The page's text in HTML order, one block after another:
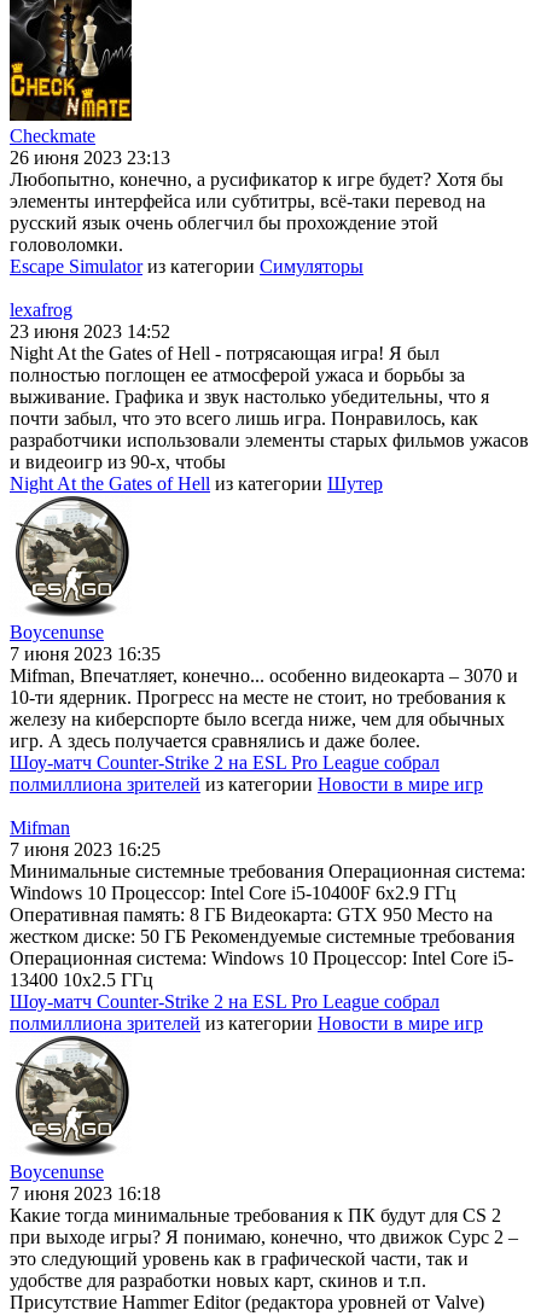
Checkmate
26 июня 2023 23:13
Любопытно, конечно, а русификатор к игре будет? Хотя бы
элементы интерфейса или субтитры, всё-таки перевод на
русский язык очень облегчил бы прохождение этой
головоломки.
Escape Simulatorиз категории Симуляторы
lexafrog
23 июня 2023 14:52
Night At the Gates of Hell - потрясающая игра! Я был
полностью поглощен ее атмосферой ужаса и борьбы за
выживание. Графика и звук настолько убедительны, что я
почти забыл, что это всего лишь игра. Понравилось, как
разработчики использовали элементы старых фильмов ужасов
и видеоигр из 90-х, чтобы
Night At the Gates of Hell из категории Шутер
Boycenunse
7 июня 2023 16:35
Mifman, Впечатляет, конечно... особенно видеокарта – 3070 и
10-ти ядерник. Прогресс на месте не стоит, но требования к
железу на киберспорте было всегда ниже, чем для обычных
игр. А здесь получается сравнялись и даже более.
Шоу-матч Counter-Strike 2 на ESL Pro League собрал
полмиллиона зрителей из категории Новости в мире игр
Mifman
7 июня 2023 16:25
Минимальные системные требования Операционная система:
Windows 10 Процессор: Intel Core i5-10400F 6x2.9 ГГц
Оперативная память: 8 ГБ Видеокарта: GTX 950 Место на
жестком диске: 50 ГБ Рекомендуемые системные требования
Операционная система: Windows 10 Процессор: Intel Core i5-
13400 10x2.5 ГГц
Шоу-матч Counter-Strike 2 на ESL Pro League собрал
полмиллиона зрителей из категории Новости в мире игр
Boycenunse
7 июня 2023 16:18
Какие тогда минимальные требования к ПК будут для CS 2
при выходе игры? Я понимаю, конечно, что движок Сурс 2 –
это следующий уровень как в графической части, так и
удобстве для разработки новых карт, скинов и т.п.
Присутствие Hammer Editor (редактора уровней от Valve)